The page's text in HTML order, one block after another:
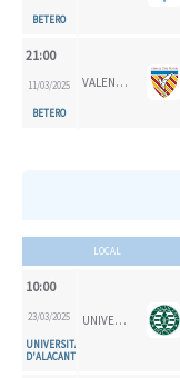
BETERO
21:00
11/03/2025
BETERO
VALENCIA CH
LOCAL
10:00
23/03/2025
UNIVERSITAT
D'ALACANT
UNIVERSITAT D'ALACANT - SAN VICENTE B